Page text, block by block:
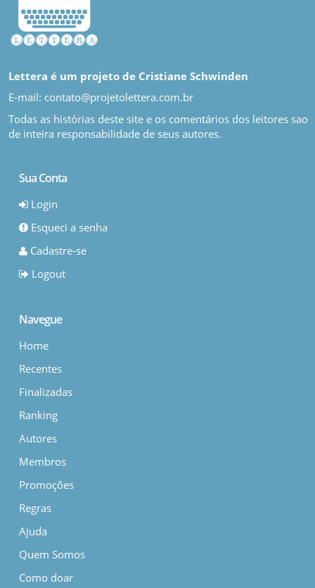
Lettera é um projeto de Cristiane Schwinden
E-mail: contato@projetolettera.com.br
Todas as histórias deste site e os comentários dos leitores sao
de inteira responsabilidade de seus autores.
Sua Conta
Login
Esqueci a senha
Cadastre-se
Logout
Navegue
Home
Recentes
Finalizadas
Ranking
Autores
Membros
Promoções
Regras
Ajuda
Quem Somos
Como doar